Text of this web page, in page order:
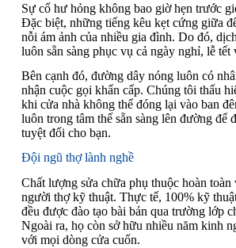
Sự cố hư hỏng không bao giờ hẹn trước
Đặc biệt, những tiếng kêu kẹt cứng giữa
nỗi ám ảnh của nhiều gia đình. Do đó,
luôn sẵn sàng phục vụ cả ngày nghỉ, lễ tết
Bên cạnh đó, đường dây nóng luôn có
nhận cuộc gọi khẩn cấp. Chúng tôi thấu
khi cửa nhà không thể đóng lại vào ban
luôn trong tâm thế sẵn sàng lên đường để
tuyệt đối cho bạn.
Đội ngũ thợ lành nghề
Chất lượng sửa chữa phụ thuộc hoàn toàn
người thợ kỹ thuật. Thực tế, 100% kỹ
đều được đào tạo bài bản qua trường lớp
Ngoài ra, họ còn sở hữu nhiều năm kinh
với mọi dòng cửa cuốn.